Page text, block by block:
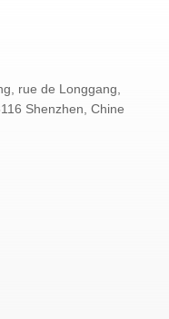
rue de Longgang,
Shenzhen, Chine